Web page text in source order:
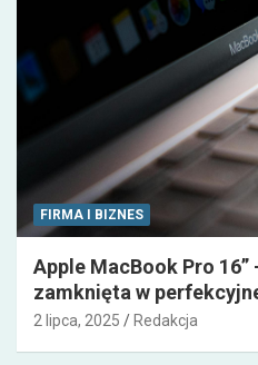
FIRMA I BIZNES
Apple MacBook Pro
zamknięta w
2 lipca, 2025 Redakcja